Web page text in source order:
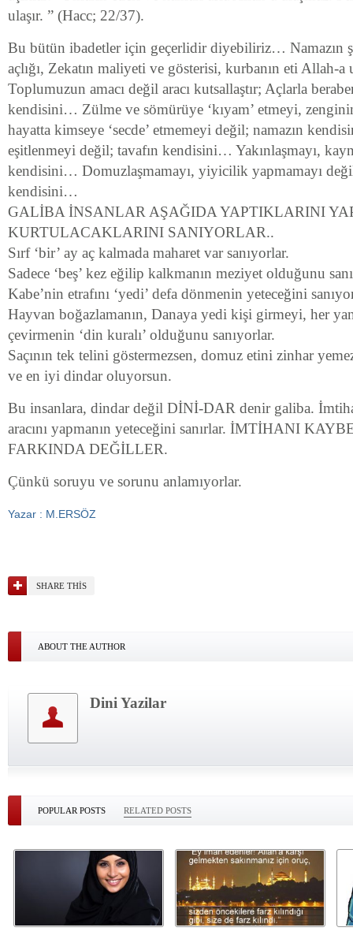
ulaşır. ” (Hacc; 22/37).
Bu bütün ibadetler için geçerlidir diyebiliriz… Namazın
açlığı, Zekatın maliyeti ve gösterisi, kurbanın eti Allah-a
Toplumuzun amacı değil aracı kutsallaştır; Açlarla
kendisini… Zülme ve sömürüye ‘kıyam’ etmeyi,
hayatta kimseye ‘secde’ etmemeyi değil; namazın
eşitlenmeyi değil; tavafın kendisini… Yakınlaşmayı,
kendisini… Domuzlaşmamayı, yiyicilik yapmamayı
kendisini…
GALİBA İNSANLAR AŞAĞIDA YAPTIKLARINI
KURTULACAKLARINI SANIYORLAR..
Sırf ‘bir’ ay aç kalmada maharet var sanıyorlar.
Sadece ‘beş’ kez eğilip kalkmanın meziyet olduğunu
Kabe’nin etrafını ‘yedi’ defa dönmenin yeteceğini
Hayvan boğazlamanın, Danaya yedi kişi girmeyi, her
çevirmenin ‘din kuralı’ olduğunu sanıyorlar.
Saçının tek telini göstermezsen, domuz etini zinhar
ve en iyi dindar oluyorsun.
Bu insanlara, dindar değil DİNİ-DAR denir galiba.
aracını yapmanın yeteceğini sanırlar. İMTİHANI
FARKINDA DEĞİLLER.
Çünkü soruyu ve sorunu anlamıyorlar.
Yazar : M.ERSÖZ
SHARE THIS
ABOUT THE AUTHOR
Dini Yazilar
POPULAR POSTS RELATED POSTS